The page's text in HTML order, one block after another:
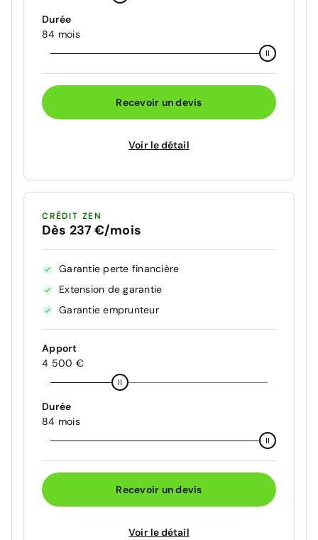
Durée
84 mois
Recevoir un devis
Voir le détail
CRÉDIT ZEN
Dès 237 €/mois
Garantie perte financière
Extension de garantie
Garantie emprunteur
Apport
4 500 €
Durée
84 mois
Recevoir un devis
Voir le détail